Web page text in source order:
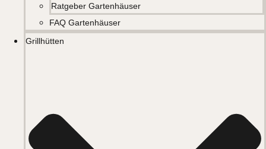
Ratgeber Gartenhäuser
FAQ Gartenhäuser
Grillhütten